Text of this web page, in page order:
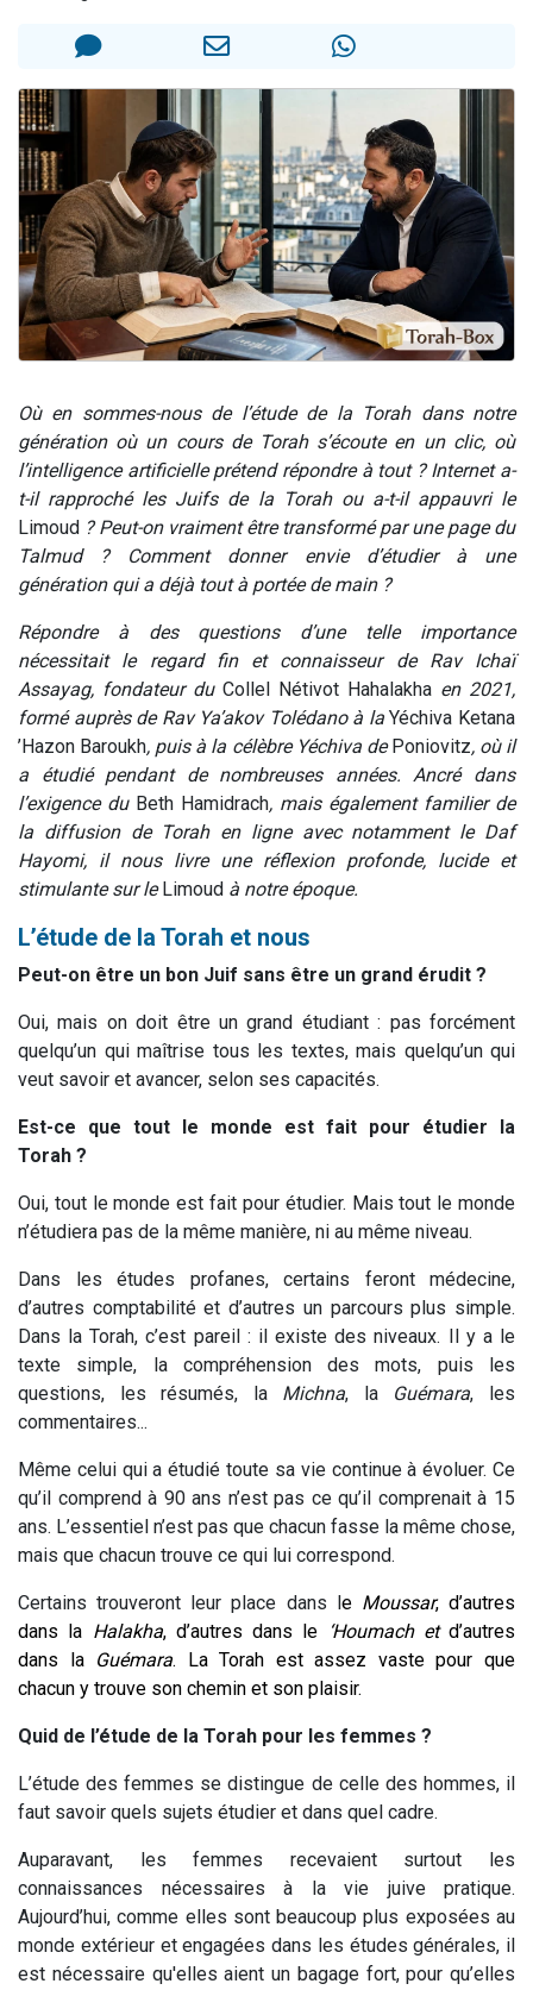
3 personnes viennent de faire un don pour Diane, 80 ans, dans un appartement insalubre
5 personnes viennent de faire un don pour Reloger Rivka, 6 enfants, victime de violences...
Où en sommes-nous de l’étude de la Torah dans notre
génération où un cours de Torah s’écoute en un clic, où
l’intelligence artificielle prétend répondre à tout ? Internet a-
t-il rapproché les Juifs de la Torah ou a-t-il appauvri le
Limoud ? Peut-on vraiment être transformé par une page du
Talmud ? Comment donner envie d’étudier à une
génération qui a déjà tout à portée de main ?
Répondre à des questions d’une telle importance
nécessitait le regard fin et connaisseur de Rav Ichaï
Assayag, fondateur du Collel Nétivot Hahalakha en 2021,
formé auprès de Rav Ya’akov Tolédano à laYéchiva Ketana
’Hazon Baroukh, puis à la célèbre Yéchiva de Poniovitz, où il
a étudié pendant de nombreuses années. Ancré dans
l’exigence du Beth Hamidrach, mais également familier de
la diffusion de Torah en ligne avec notamment le Daf
Hayomi, il nous livre une réflexion profonde, lucide et
stimulante sur le Limoud à notre époque.
L’étude de la Torah et nous
Peut-on être un bon Juif sans être un grand érudit ?
Oui, mais on doit être un grand étudiant : pas forcément
quelqu’un qui maîtrise tous les textes, mais quelqu’un qui
veut savoir et avancer, selon ses capacités.
Est-ce que tout le monde est fait pour étudier la
Torah ?
Oui, tout le monde est fait pour étudier. Mais tout le monde
n’étudiera pas de la même manière, ni au même niveau.
Dans les études profanes, certains feront médecine,
d’autres comptabilité et d’autres un parcours plus simple.
Dans la Torah, c’est pareil : il existe des niveaux. Il y a le
texte simple, la compréhension des mots, puis les
questions, les résumés, la Michna, la Guémara, les
commentaires...
Même celui qui a étudié toute sa vie continue à évoluer. Ce
qu’il comprend à 90 ans n’est pas ce qu’il comprenait à 15
ans. L’essentiel n’est pas que chacun fasse la même chose,
mais que chacun trouve ce qui lui correspond.
Certains trouveront leur place dans l e Moussar, d’autres
dans la Halakha, d’autres dans le ‘Houmach et d’autres
dans la Guémara. La Torah est assez vaste pour que
chacun y trouve son chemin et son plaisir.
Quid de l’étude de la Torah pour les femmes ?
L’étude des femmes se distingue de celle des hommes, il
faut savoir quels sujets étudier et dans quel cadre.
Auparavant, les femmes recevaient surtout les
connaissances nécessaires à la vie juive pratique.
Aujourd’hui, comme elles sont beaucoup plus exposées au
monde extérieur et engagées dans les études générales, il
est nécessaire qu'elles aient un bagage fort, pour qu’elles